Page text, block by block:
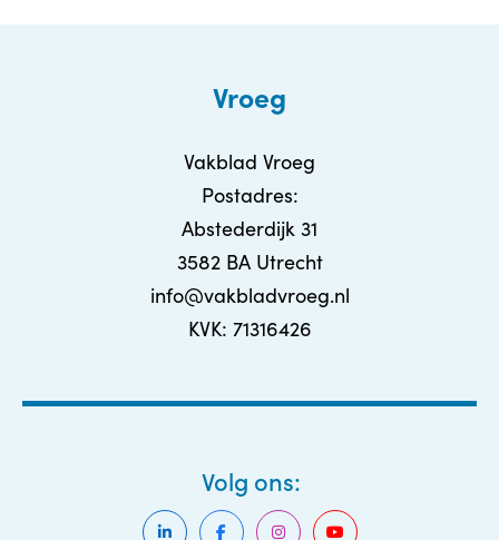
Vroeg
Vakblad Vroeg
Postadres:
Abstederdijk 31
3582 BA Utrecht
info@vakbladvroeg.nl
KVK: 71316426
Volg ons: